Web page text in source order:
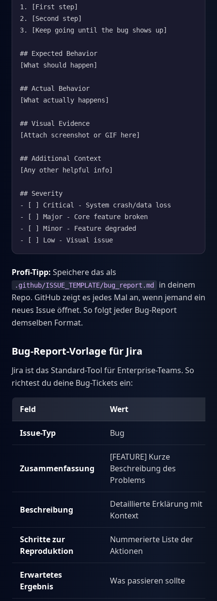
1. [First step]
2. [Second step]
3. [Keep going until the bug shows up]
## Expected Behavior
[What should happen]
## Actual Behavior
[What actually happens]
## Visual Evidence
[Attach screenshot or GIF here]
## Additional Context
[Any other helpful info]
## Severity
- [ ] Critical - System crash/data loss
- [ ] Major - Core feature broken
- [ ] Minor - Feature degraded
- [ ] Low - Visual issue
Profi-Tipp: Speichere das als
.github/ISSUE_TEMPLATE/bug_report.md
in deinem
Repo. GitHub zeigt es jedes Mal an, wenn jemand ein
neues Issue öffnet. So folgt jeder Bug-Report
demselben Format.
Bug-Report-Vorlage für Jira
Jira ist das Standard-Tool für Enterprise-Teams. So
richtest du deine Bug-Tickets ein:
Feld Wert
Issue-Typ Bug
Zusammenfassung
[FEATURE] Kurze
Beschreibung des
Problems
Beschreibung
Detaillierte Erklärung mit
Kontext
Schritte zur
Reproduktion
Nummerierte Liste der
Aktionen
Erwartetes
Ergebnis
Was passieren sollte